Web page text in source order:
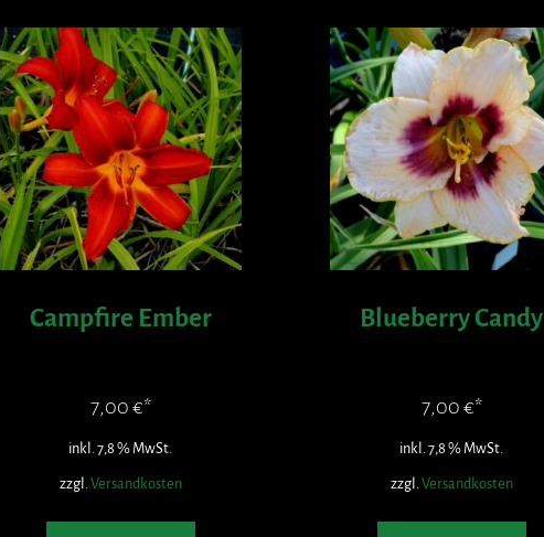
Campfire Ember
7,00 €
inkl. 7,8 % MwSt.
zzgl. Versandkosten
Blueberry Candy
7,00 €
inkl. 7,8 % MwSt.
zzgl. Versandkosten